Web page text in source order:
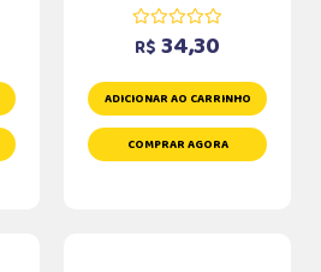
R$ 34,30
ADICIONAR AO CARRINHO
COMPRAR AGORA